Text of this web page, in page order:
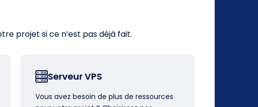
projet si ce n’est pas déjà fait.
Serveur VPS
Vous avez besoin de plus de ressources